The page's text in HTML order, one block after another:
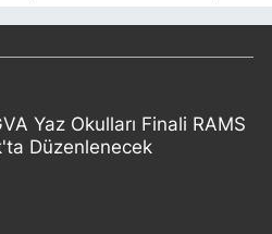
Yaz Okulları Finali RAMS
Düzenlenecek